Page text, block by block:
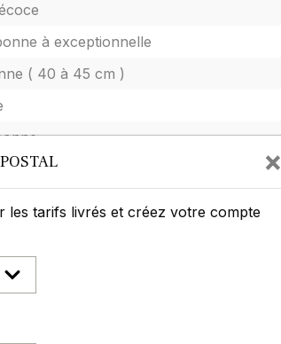
à exceptionnelle
( 40 à 45 cm )
g
de 5 à 10 (5: très faible et 10: très élevé)
×
les tarifs livrés et créez votre compte